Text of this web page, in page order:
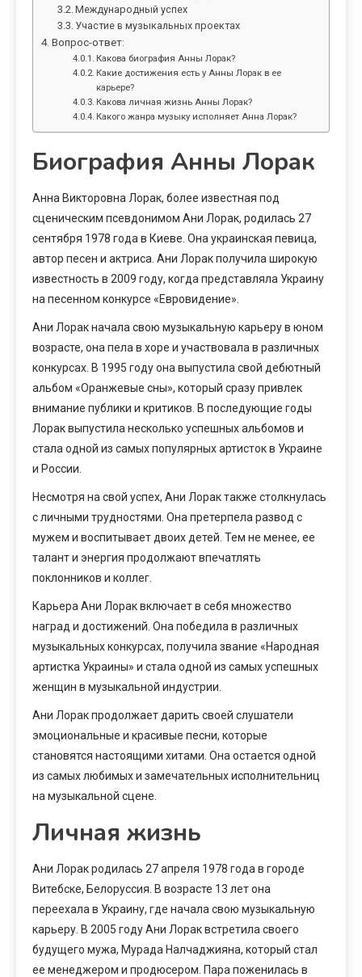
Международный успех
Участие в музыкальных проектах
Вопрос-ответ:
Какова биография Анны Лорак?
Какие достижения есть у Анны Лорак в ее
карьере?
Какова личная жизнь Анны Лорак?
Какого жанра музыку исполняет Анна Лорак?
Биография Анны Лорак
Анна Викторовна Лорак, более известная под
сценическим псевдонимом Ани Лорак, родилась 27
сентября 1978 года в Киеве. Она украинская певица,
автор песен и актриса. Ани Лорак получила широкую
известность в 2009 году, когда представляла Украину
на песенном конкурсе «Евровидение».
Ани Лорак начала свою музыкальную карьеру в юном
возрасте, она пела в хоре и участвовала в различных
конкурсах. В 1995 году она выпустила свой дебютный
альбом «Оранжевые сны», который сразу привлек
внимание публики и критиков. В последующие годы
Лорак выпустила несколько успешных альбомов и
стала одной из самых популярных артисток в Украине
и России.
Несмотря на свой успех, Ани Лорак также столкнулась
с личными трудностями. Она претерпела развод с
мужем и воспитывает двоих детей. Тем не менее, ее
талант и энергия продолжают впечатлять
поклонников и коллег.
Карьера Ани Лорак включает в себя множество
наград и достижений. Она победила в различных
музыкальных конкурсах, получила звание «Народная
артистка Украины» и стала одной из самых успешных
женщин в музыкальной индустрии.
Ани Лорак продолжает дарить своей слушатели
эмоциональные и красивые песни, которые
становятся настоящими хитами. Она остается одной
из самых любимых и замечательных исполнительниц
на музыкальной сцене.
Личная жизнь
Ани Лорак родилась 27 апреля 1978 года в городе
Витебске, Белоруссия. В возрасте 13 лет она
переехала в Украину, где начала свою музыкальную
карьеру. В 2005 году Ани Лорак встретила своего
будущего мужа, Мурада Налчаджияна, который стал
ее менеджером и продюсером. Пара поженилась в